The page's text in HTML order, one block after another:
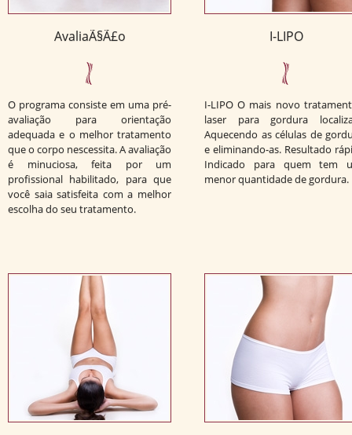
AvaliaÃ§Ã£o
O programa consiste em uma pré-
avaliação para orientação
adequada e o melhor tratamento
que o corpo nescessita. A avaliação
é minuciosa, feita por um
profissional habilitado, para que
você saia satisfeita com a melhor
escolha do seu tratamento.
I-LIPO
I-LIPO O mais novo
laser para gordura
Aquecendo as células de
e eliminando-as. Resultado
Indicado para quem tem
menor quantidade de gordura.